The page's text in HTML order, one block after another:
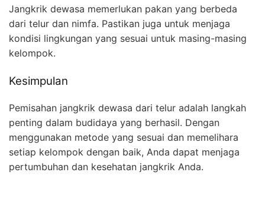
Jangkrik dewasa memerlukan pakan yang berbeda
dari telur dan nimfa. Pastikan juga untuk menjaga
kondisi lingkungan yang sesuai untuk masing-masing
kelompok.
Kesimpulan
Pemisahan jangkrik dewasa dari telur adalah langkah
penting dalam budidaya yang berhasil. Dengan
menggunakan metode yang sesuai dan memelihara
setiap kelompok dengan baik, Anda dapat menjaga
pertumbuhan dan kesehatan jangkrik Anda.